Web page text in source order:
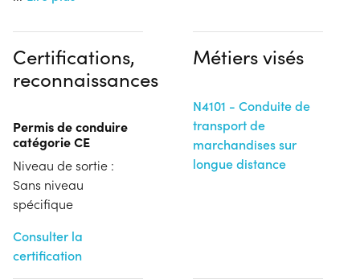
Certifications,
reconnaissances
Permis de conduire
catégorie CE
Niveau de sortie :
Sans niveau
spécifique
Consulter la
certification
Métiers visés
N4101 - Conduite de
transport de
marchandises sur
longue distance